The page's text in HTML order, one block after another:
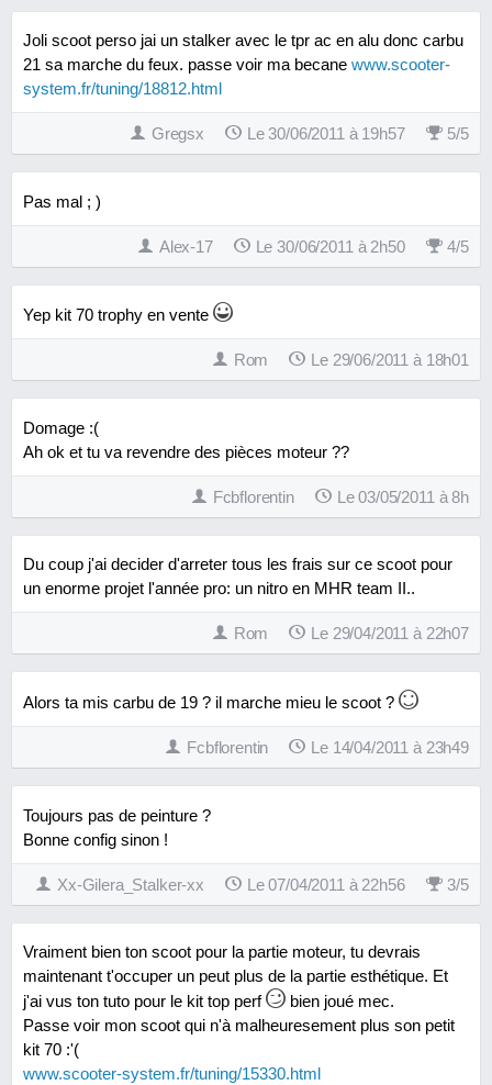
Joli scoot perso jai un stalker avec le tpr ac en alu donc carbu
21 sa marche du feux. passe voir ma becane www.scooter-
system.fr/tuning/18812.html
Gregsx Le 30/06/2011 à 19h57 5/5
Pas mal ; )
Alex-17 Le 30/06/2011 à 2h50 4/5
Yep kit 70 trophy en vente
Rom Le 29/06/2011 à 18h01
Domage :(
Ah ok et tu va revendre des pièces moteur ??
Fcbflorentin Le 03/05/2011 à 8h
Du coup j'ai decider d'arreter tous les frais sur ce scoot pour
un enorme projet l'année pro: un nitro en MHR team II..
Rom Le 29/04/2011 à 22h07
Alors ta mis carbu de 19 ? il marche mieu le scoot ?
Fcbflorentin Le 14/04/2011 à 23h49
Toujours pas de peinture ?
Bonne config sinon !
Xx-Gilera_Stalker-xx Le 07/04/2011 à 22h56 3/5
Vraiment bien ton scoot pour la partie moteur, tu devrais
maintenant t'occuper un peut plus de la partie esthétique. Et
j'ai vus ton tuto pour le kit top perf
bien joué mec.
Passe voir mon scoot qui n'à malheuresement plus son petit
kit 70 :'(
www.scooter-system.fr/tuning/15330.html